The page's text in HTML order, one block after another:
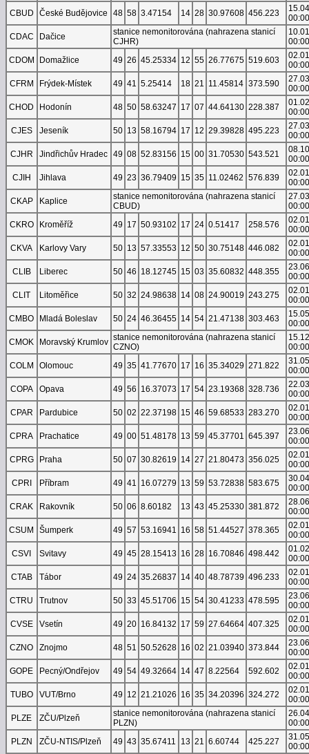
CBUD
České Budějovice 48 58 3.47154 14 28 30.97608 456.223
00:00
CDAC
Dačice
stanice nemonitorována (nahrazena stanicí
CJHR)
00:00
CDOM
Domažlice 49 26 45.25334 12 55 26.77675 519.603
00:00
CFRM
Frýdek-Místek 49 41 5.25414 18 21 11.45814 373.590
00:00
CHOD
Hodonín 48 50 58.63247 17 07 44.64130 228.387
00:00
CJES
Jeseník 50 13 58.16794 17 12 29.39828 495.223
00:00
CJHR
Jindřichův Hradec 49 08 52.83156 15 00 31.70530 543.521
00:00
CJIH
Jihlava 49 23 36.79409 15 35 11.02462 576.839
00:00
CKAP
Kaplice
stanice nemonitorována (nahrazena stanicí
CBUD)
00:00
CKRO
Kroměříž 49 17 50.93102 17 24 0.51417 258.576
00:00
CKVA
Karlovy Vary 50 13 57.33553 12 50 30.75148 446.082
00:00
CLIB
Liberec 50 46 18.12745 15 03 35.60832 448.355
00:00
CLIT
Litoměřice 50 32 24.98638 14 08 24.90019 243.275
00:00
CMBO
Mladá Boleslav 50 24 46.36455 14 54 21.47138 303.463
00:00
CMOK
Moravský Krumlov stanice nemonitorována (nahrazena stanicí
CZNO)
00:00
COLM
Olomouc 49 35 41.77670 17 16 35.34029 271.822
00:00
COPA
Opava 49 56 16.37073 17 54 23.19368 328.736
00:00
CPAR
Pardubice 50 02 22.37198 15 46 59.68533 283.270
00:00
CPRA
Prachatice 49 00 51.48178 13 59 45.37701 645.397
00:00
CPRG
Praha 50 07 30.82619 14 27 21.80473 356.025
00:00
CPRI
Příbram 49 41 16.07279 13 59 53.72838 583.675
00:00
CRAK
Rakovník 50 06 8.60182 13 43 45.25330 381.872
00:00
CSUM
Šumperk 49 57 53.16941 16 58 51.44527 378.365
00:00
CSVI
Svitavy 49 45 28.15413 16 28 16.70846 498.442
00:00
CTAB
Tábor 49 24 35.26837 14 40 48.78739 496.233
00:00
CTRU
Trutnov 50 33 45.51706 15 54 30.41233 478.595
00:00
CVSE
Vsetín 49 20 16.84132 17 59 27.64664 407.325
00:00
CZNO
Znojmo 48 51 50.52628 16 02 21.03940 373.844
00:00
GOPE
Pecný/Ondřejov 49 54 49.32664 14 47 8.22564 592.602
00:00
TUBO
VUT/Brno 49 12 21.21026 16 35 34.20396 324.272
00:00
PLZE
ZČU/Plzeň
stanice nemonitorována (nahrazena stanicí
PLZN)
00:00
PLZN
ZČU-NTIS/Plzeň 49 43 35.67411 13 21 6.60744 425.227
00:00